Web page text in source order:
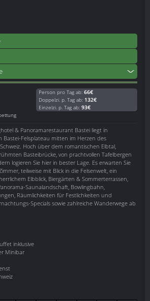
Person pro Tag ab: 66€
Doppelzi. p. Tag ab: 132€
Einzelzi. p. Tag ab: 93€
& Panoramarestaurant Bastei liegt in
Bastei-Felsplateau mitten im Herzen des
Hoch über dem romantischen Elbtal,
Basteibrücke, von prachtvollen Tafelbergen
logieren Sie hier in bester Lage. Es erwarten Sie
teilweise mit Blick in die Felsenwelt, ein
Elbblick, Biergärten & Sommerterrassen,
Saunalandschaft, Bowlingbahn,
Räumlichkeiten für Festlichkeiten und
Specials sowie zahlreiche Wanderwege ab
inklusive
Minibar